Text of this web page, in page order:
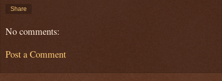
Share
No comments:
Post a Comment